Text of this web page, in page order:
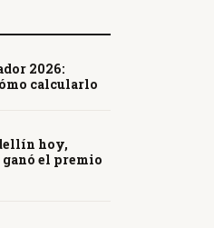
2026:
calcularlo
hoy,
el premio